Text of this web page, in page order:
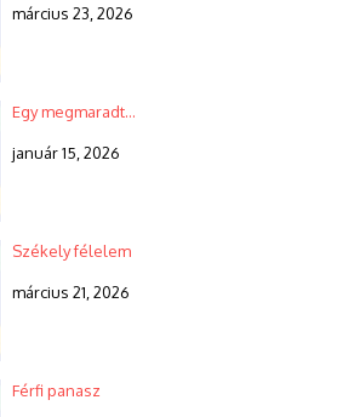
március 23, 2026
Egy megmaradt…
január 15, 2026
Székely félelem
március 21, 2026
Férfi panasz